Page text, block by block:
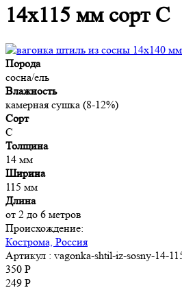
14x115 мм сорт C
Порода
сосна/ель
Влажность
камерная сушка (8-12%)
Сорт
C
Толщина
14 мм
Ширина
115 мм
Длина
от 2 до 6 метров
Происхождение:
Кострома, Россия
Артикул : vagonka-shtil-iz-sosny-14-
350 Р
249 Р